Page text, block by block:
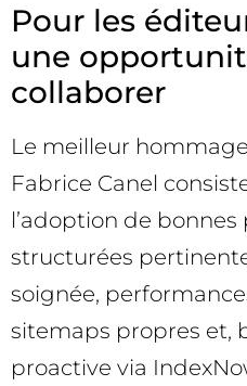
Pour les
une
collaborer
Le meilleur
Fabrice Canel
l’adoption de
structurées
soignée,
sitemaps propres et,
proactive via